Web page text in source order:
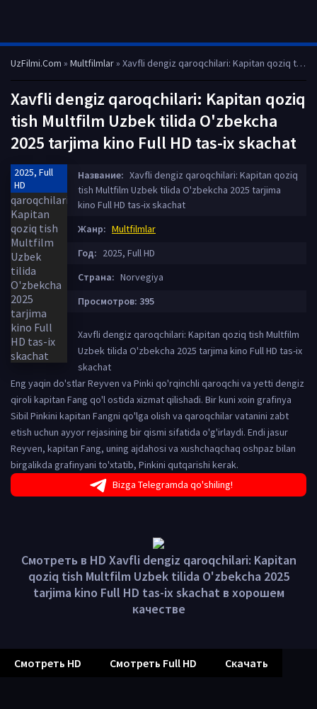
UzFilmi.Com » Multfilmlar» Xavfli dengiz qaroqchilari: Kapitan qoziq tish Multfilm Uzbek tilida O'zbekcha 2025 tarjima kino Full HD tas-ix skachat
Xavfli dengiz qaroqchilari: Kapitan qoziq
tish Multfilm Uzbek tilida O'zbekcha
2025 tarjima kino Full HD tas-ix skachat
2025, Full
HD
Название: Xavfli dengiz qaroqchilari: Kapitan qoziq
tish Multfilm Uzbek tilida O'zbekcha 2025 tarjima
kino Full HD tas-ix skachat
Жанр: Multfilmlar
Год: 2025, Full HD
Страна: Norvegiya
Просмотров: 395
Xavfli dengiz qaroqchilari: Kapitan qoziq tish Multfilm
Uzbek tilida O'zbekcha 2025 tarjima kino Full HD tas-ix
skachat
Eng yaqin do'stlar Reyven va Pinki qo'rqinchli qaroqchi va yetti dengiz
qiroli kapitan Fang qo'l ostida xizmat qilishadi. Bir kuni xoin grafinya
Sibil Pinkini kapitan Fangni qo'lga olish va qaroqchilar vatanini zabt
etish uchun ayyor rejasining bir qismi sifatida o'g'irlaydi. Endi jasur
Reyven, kapitan Fang, uning ajdahosi va xushchaqchaq oshpaz bilan
birgalikda grafinyani to'xtatib, Pinkini qutqarishi kerak.
Bizga Telegramda qo'shiling!
Смотреть в HD Xavfli dengiz qaroqchilari: Kapitan
qoziq tish Multfilm Uzbek tilida O'zbekcha 2025
tarjima kino Full HD tas-ix skachat в хорошем
качестве
Смотреть HD Смотреть Full HD Скачать